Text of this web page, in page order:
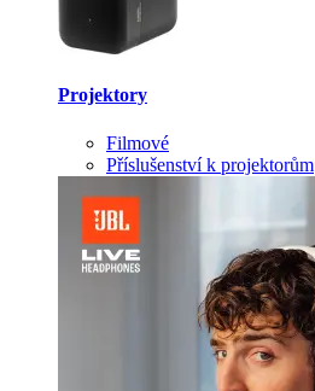
Projektory
Filmové
Příslušenství k projektorům